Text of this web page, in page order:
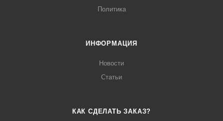
Политика
ИНФОРМАЦИЯ
Новости
Статьи
КАК СДЕЛАТЬ ЗАКАЗ?